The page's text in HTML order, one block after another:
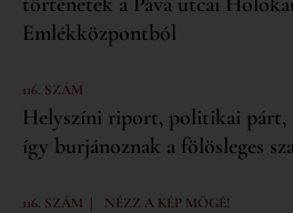
Emlékközpontból
116. SZÁM
Helyszíni riport, politikai párt,
így burjánoznak a fölösleges
116. SZÁM | NÉZZ A KÉP MÖGÉ!